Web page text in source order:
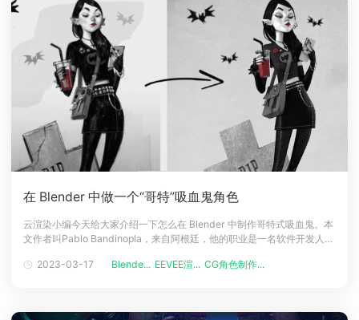
在 Blender 中做一个“哥特”吸血鬼角色
云渲染小编今天给大家介绍一下怎么在 Blender 中制作哥特式吸血鬼。本
文作者叫Pablo Bandinopla，来自阿根廷，他的职业是一名软件开发人
他开始使用Blender，目前已经是一名Blender通才。灵感对于这个模型，
2023-03-17 Blende... EEVEE渲... CG角色制作...